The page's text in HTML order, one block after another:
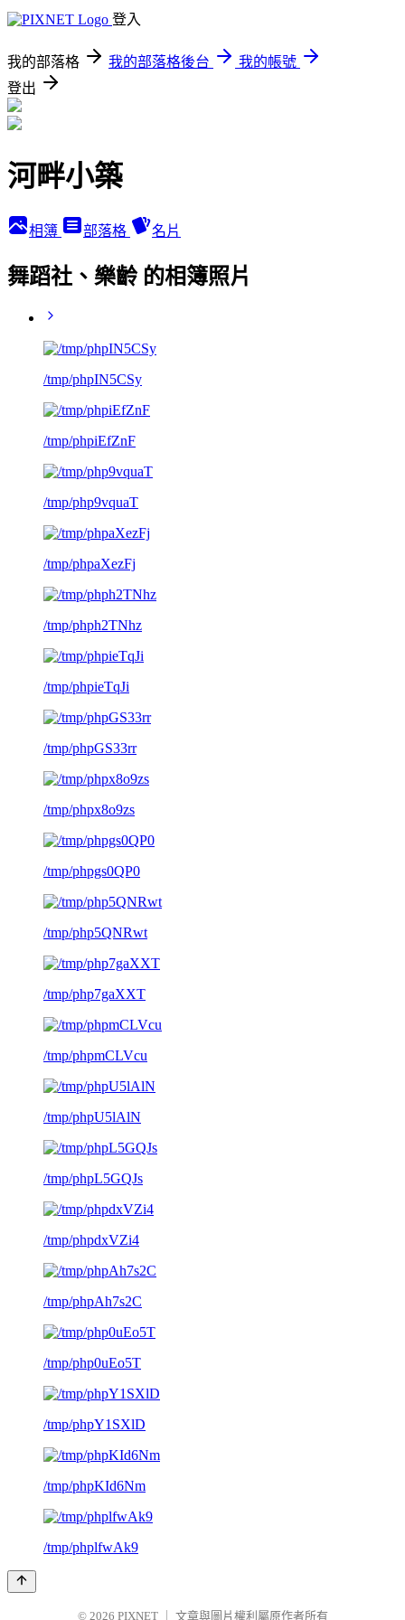
登入
我的部落格 我的部落格後台
我的帳號
登出
河畔小築
相簿 部落格 名片
舞蹈社、樂齡 的相簿照片
/tmp/phpIN5CSy
/tmp/phpiEfZnF
/tmp/php9vquaT
/tmp/phpaXezFj
/tmp/phph2TNhz
/tmp/phpieTqJi
/tmp/phpGS33rr
/tmp/phpx8o9zs
/tmp/phpgs0QP0
/tmp/php5QNRwt
/tmp/php7gaXXT
/tmp/phpmCLVcu
/tmp/phpU5lAlN
/tmp/phpL5GQJs
/tmp/phpdxVZi4
/tmp/phpAh7s2C
/tmp/php0uEo5T
/tmp/phpY1SXlD
/tmp/phpKId6Nm
/tmp/phplfwAk9
© 2026 PIXNET 文章與圖片權利屬原作者所有